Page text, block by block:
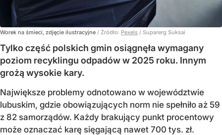
Worek na śmieci, zdjęcie ilustracyjne / Źródło: Pexels / Suparerg Suksai
Tylko część polskich gmin osiągnęła wymagany
poziom recyklingu odpadów w 2025 roku. Innym
grożą wysokie kary.
Największe problemy odnotowano w województwie
lubuskim, gdzie obowiązujących norm nie spełniło aż 59
z 82 samorządów. Każdy brakujący punkt procentowy
może oznaczać karę sięgającą nawet 700 tys. zł.